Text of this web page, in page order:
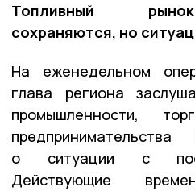
Топливный
сохраняются, но
На еженедельном
глава региона
промышленности,
о ситуации с
Действующие